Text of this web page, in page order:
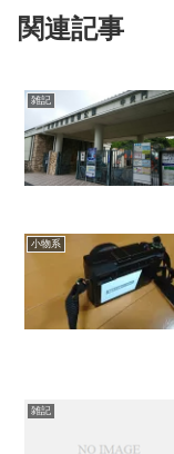
関連記事
雑記
小物系
雑記